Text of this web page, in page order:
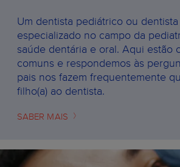
Um dentista pediátrico ou
especializado no campo da
saúde dentária e oral. Aqui estão
comuns e respondemos às
pais nos fazem frequentemente
filho(a) ao dentista.
SABER MAIS